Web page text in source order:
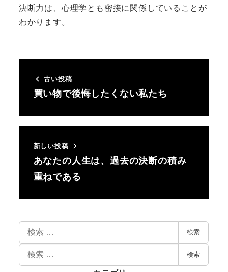
決断力は、心理学とも密接に関係していることが
わかります。
古い投稿
買い物で後悔したくない私たち
新しい投稿
あなたの人生は、過去の決断の積み
重ねである
検索
検索